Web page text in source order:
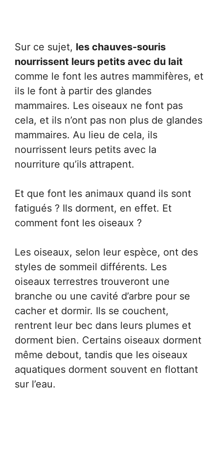
Sur ce sujet, les chauves-souris
nourrissent leurs petits avec du lait
comme le font les autres mammifères, et
ils le font à partir des glandes
mammaires. Les oiseaux ne font pas
cela, et ils n’ont pas non plus de glandes
mammaires. Au lieu de cela, ils
nourrissent leurs petits avec la
nourriture qu’ils attrapent.
Et que font les animaux quand ils sont
fatigués ? Ils dorment, en effet. Et
comment font les oiseaux ?
Les oiseaux, selon leur espèce, ont des
styles de sommeil différents. Les
oiseaux terrestres trouveront une
branche ou une cavité d’arbre pour se
cacher et dormir. Ils se couchent,
rentrent leur bec dans leurs plumes et
dorment bien. Certains oiseaux dorment
même debout, tandis que les oiseaux
aquatiques dorment souvent en flottant
sur l’eau.